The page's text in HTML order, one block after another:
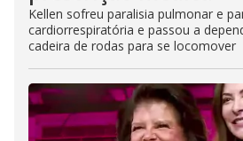
Kellen sofreu paralisia pulmonar e
cardiorrespiratória e passou a
cadeira de rodas para se locomover